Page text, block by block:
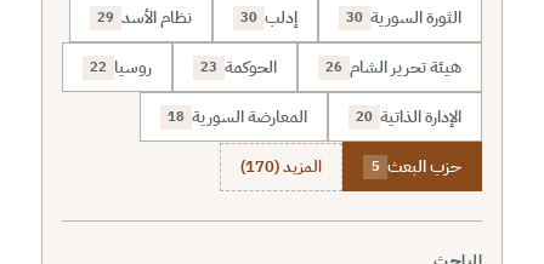
الثورة السورية 30 إدلب 30 نظام الأسد 29
هيئة تحرير الشام 26 الحوكمة 23 روسيا 22
الإدارة الذاتية 20 المعارضة السورية 18
حزب البعث 5 المزيد (170)